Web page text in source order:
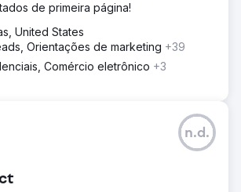
de primeira página!
United States
Orientações de marketing +39
Comércio eletrônico +3
n.d.